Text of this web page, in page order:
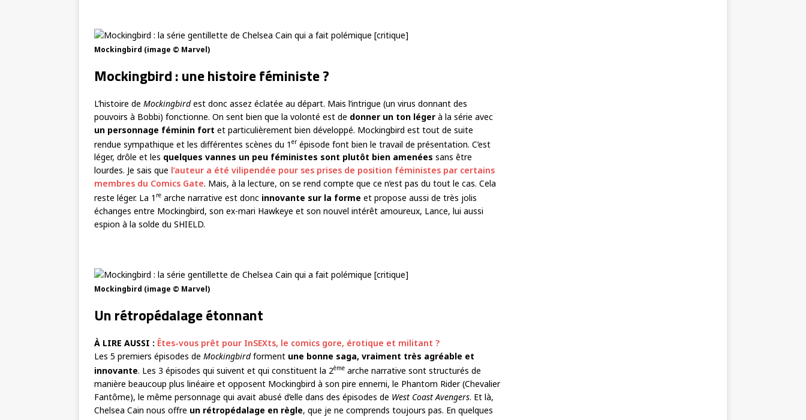
Mockingbird (image © Marvel)
Mockingbird : une histoire féministe ?
L’histoire de Mockingbirdest donc assez éclatée au départ. Mais l’intrigue (un virus donnant des
pouvoirs à Bobbi) fonctionne. On sent bien que la volonté est de donner un ton léger à la série avec
un personnage féminin fort et particulièrement bien développé. Mockingbird est tout de suite
rendue sympathique et les différentes scènes du 1 erépisode font bien le travail de présentation. C’est
léger, drôle et les quelques vannes un peu féministes sont plutôt bien amenées sans être
lourdes. Je sais que l’auteur a été vilipendée pour ses prises de position féministes par certains
membres du Comics Gate. Mais, à la lecture, on se rend compte que ce n’est pas du tout le cas. Cela
reste léger. La 1 re arche narrative est donc innovante sur la forme et propose aussi de très jolis
échanges entre Mockingbird, son ex-mari Hawkeye et son nouvel intérêt amoureux, Lance, lui aussi
espion à la solde du SHIELD.
Mockingbird (image © Marvel)
Un rétropédalage étonnant
À LIRE AUSSI : Êtes-vous prêt pour InSEXts, le comics gore, érotique et militant ?
Les 5 premiers épisodes de Mockingbirdforment une bonne saga, vraiment très agréable et
innovante. Les 3 épisodes qui suivent et qui constituent la 2ème arche narrative sont structurés de
manière beaucoup plus linéaire et opposent Mockingbird à son pire ennemi, le Phantom Rider (Chevalier
Fantôme), le même personnage qui avait abusé d’elle dans des épisodes de West Coast Avengers. Et là,
Chelsea Cain nous offre un rétropédalage en règle, que je ne comprends toujours pas. En quelques